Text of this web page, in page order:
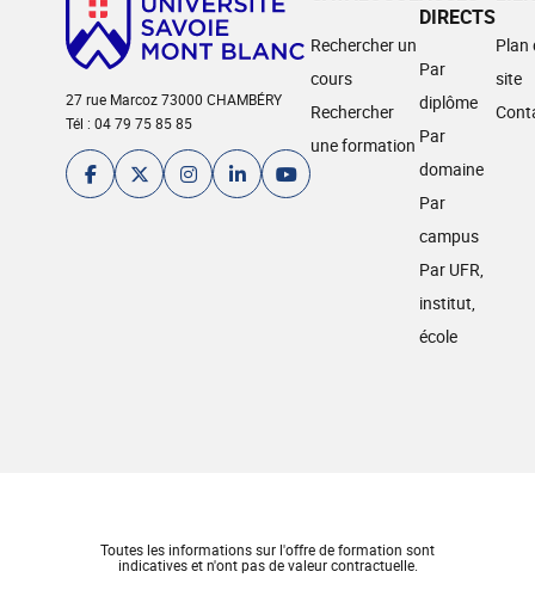
27 rue Marcoz 73000 CHAMBÉRY
Tél : 04 79 75 85 85
Rechercher un
cours
Rechercher
une formation
DIRECTS
Par
diplôme
Par
domaine
Par
campus
Par UFR,
institut,
école
Plan
site
Toutes les informations sur l'offre de formation sont
indicatives et n'ont pas de valeur contractuelle.